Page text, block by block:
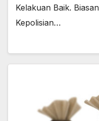
Kelakuan Baik.
Kepolisian…